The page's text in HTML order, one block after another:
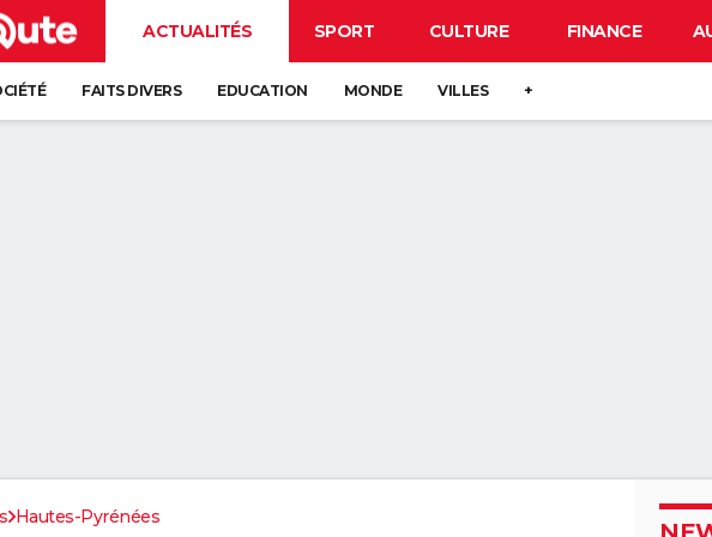
ACTUALITÉS SPORT CULTURE FINANCE
FAITS DIVERS EDUCATION MONDE VILLES +
Hautes-Pyrénées